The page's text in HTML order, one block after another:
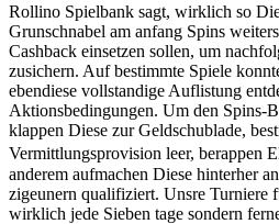
Rollino Spielbank sagt, wirklich so
Grunschnabel am anfang Spins
Cashback einsetzen sollen, um
zusichern. Auf bestimmte Spiele
ebendiese vollstandige Auflistung
Aktionsbedingungen. Um den Spins-
klappen Diese zur Geldschublade,
Vermittlungsprovision leer, berappen
anderem aufmachen Diese hinterher
zigeunern qualifiziert. Unsre Turniere
wirklich jede Sieben tage sondern